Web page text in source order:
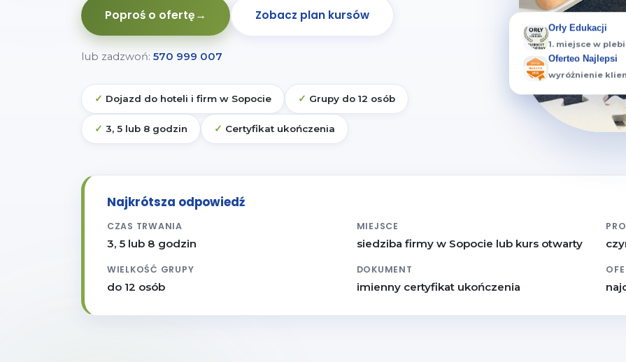
Poproś o ofertę→ Zobacz plan kursów
lub zadzwoń: 570 999 007
Dojazd do hoteli i firm w Sopocie Grupy do 12 osób
3, 5 lub 8 godzin Certyfikat ukończenia
Orły Edukacji
1. miejsce w
Oferteo Najlepsi
wyróżnienie
Najkrótsza odpowiedź
CZAS TRWANIA
3, 5 lub 8 godzin
MIEJSCE
siedziba firmy w Sopocie lub kurs otwarty
WIELKOŚĆ GRUPY
do 12 osób
DOKUMENT
imienny certyfikat ukończenia